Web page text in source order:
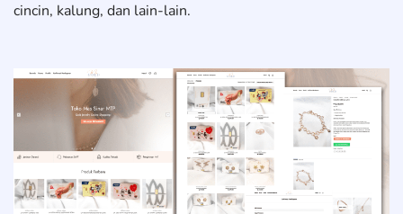
cincin, kalung, dan lain-lain.